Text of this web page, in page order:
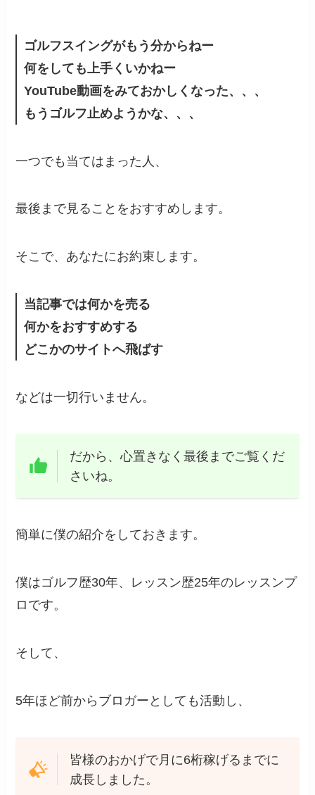
ゴルフスイングがもう分からねー
何をしても上手くいかねー
YouTube動画をみておかしくなった、、、
もうゴルフ止めようかな、、、
一つでも当てはまった人、
最後まで見ることをおすすめします。
そこで、あなたにお約束します。
当記事では何かを売る
何かをおすすめする
どこかのサイトへ飛ばす
などは一切行いません。
だから、心置きなく最後までご覧くだ
さいね。
簡単に僕の紹介をしておきます。
僕はゴルフ歴30年、レッスン歴25年のレッスンプ
ロです。
そして、
5年ほど前からブロガーとしても活動し、
皆様のおかげで月に6桁稼げるまでに
成長しました。